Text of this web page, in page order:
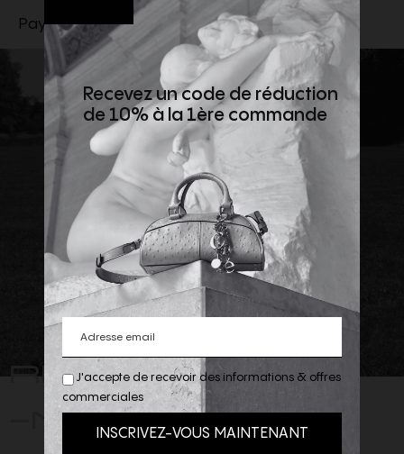
Pays de fabrication : Japon
REJOIGNEZ
-NOUS
J'accepte de recevoir des informations & offres
commerciales
Recevez un code de réduction
de 10% à la 1ère commande